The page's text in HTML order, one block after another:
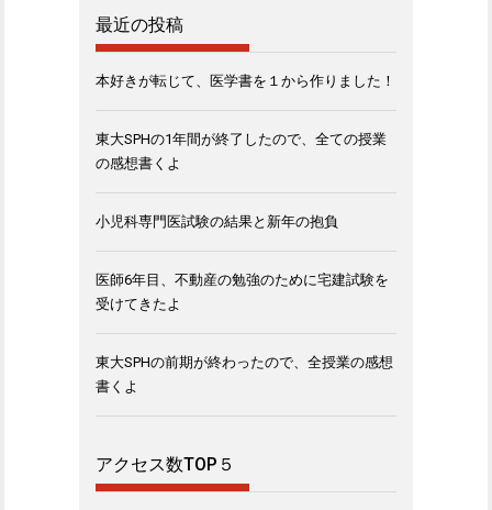
最近の投稿
本好きが転じて、医学書を１から作りました！
東大SPHの1年間が終了したので、全ての授業
の感想書くよ
小児科専門医試験の結果と新年の抱負
医師6年目、不動産の勉強のために宅建試験を
受けてきたよ
東大SPHの前期が終わったので、全授業の感想
書くよ
アクセス数TOP５